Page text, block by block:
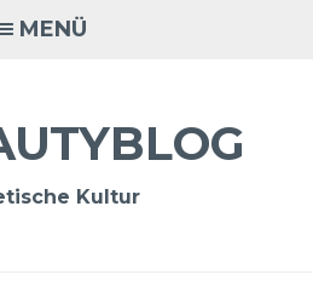
MENÜ
Kultur